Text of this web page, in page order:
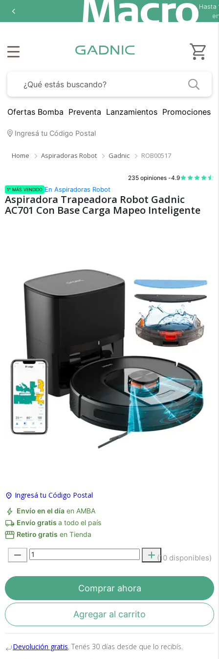
Hasta
Ofertas Bomba Preventa Lanzamientos Promociones
Ingresá tu Código Postal
Home Aspiradoras Robot Gadnic ROB00517
235 opiniones -4.9
1° MÁS VENDIDO En Aspiradoras Robot
Aspiradora Trapeadora Robot Gadnic
AC701 Con Base Carga Mapeo Inteligente
Ingresá tu Código Postal
Envío en el día en AMBA
Envío gratis a todo el país
Retiro gratis en Tienda
(10 disponibles)
Comprar ahora
Agregar al carrito
Devolución gratis, Tenés 30 días desde que lo recibís.
En Bidcom te aseguramos recibir el producto
que esperabas o te devolvemos el 100% de tu
dinero!